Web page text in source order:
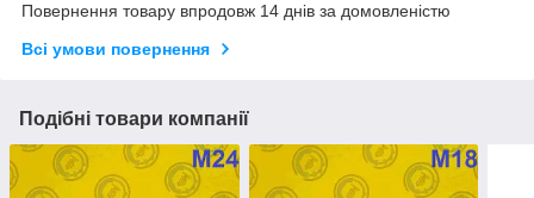
Повернення товару впродовж 14 днів за домовленістю
Всі умови повернення
Подібні товари компанії